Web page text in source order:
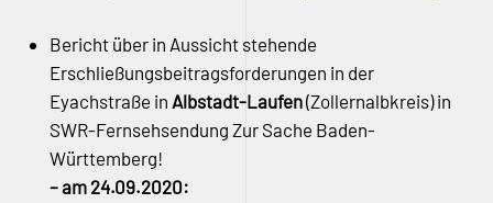
Bericht über in Aussicht stehende
Erschließungsbeitragsforderungen in der
Eyachstraße in Albstadt-Laufen(Zollernalbkreis) in
SWR-Fernsehsendung Zur Sache Baden-
Württemberg!
– am 24.09.2020: